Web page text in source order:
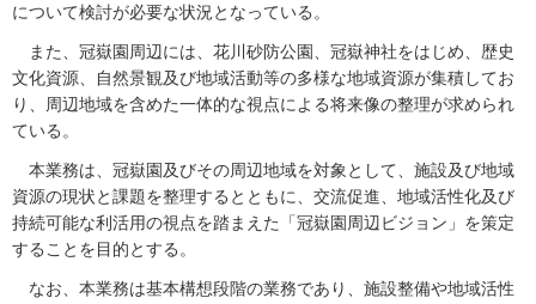
について検討が必要な状況となっている。
また、冠嶽園周辺には、花川砂防公園、冠嶽神社をはじめ、歴史
文化資源、自然景観及び地域活動等の多様な地域資源が集積してお
り、周辺地域を含めた一体的な視点による将来像の整理が求められ
ている。
本業務は、冠嶽園及びその周辺地域を対象として、施設及び地域
資源の現状と課題を整理するとともに、交流促進、地域活性化及び
持続可能な利活用の視点を踏まえた「冠嶽園周辺ビジョン」を策定
することを目的とする。
なお、本業務は基本構想段階の業務であり、施設整備や地域活性